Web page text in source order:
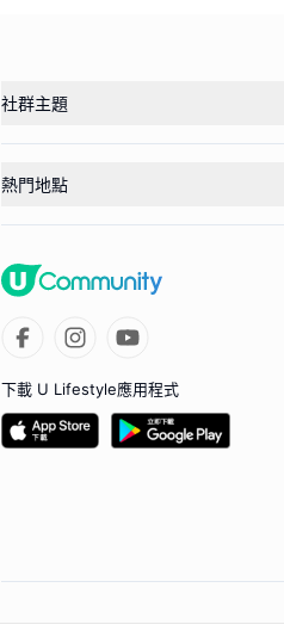
社群主題
熱門地點
下載 U Lifestyle應用程式